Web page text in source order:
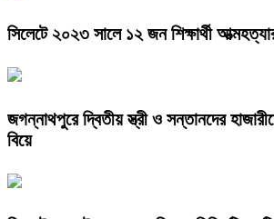
সিলেটে ২০২৩ সালে ১২ জন শিক্ষার্থী
জগন্নাথপুরে দ্বিতীয় স্ত্রী ও সন্তানদের
বিয়ে